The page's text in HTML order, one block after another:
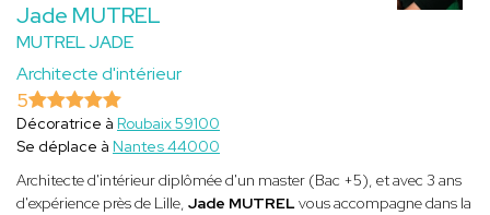
Jade MUTREL
MUTREL JADE
Architecte d'intérieur
5
Décoratrice à Roubaix 59100
Se déplace à Nantes 44000
Architecte d'intérieur diplômée d'un master (Bac +5), et avec 3 ans
d'expérience près de Lille, Jade MUTRELvous accompagne dans la